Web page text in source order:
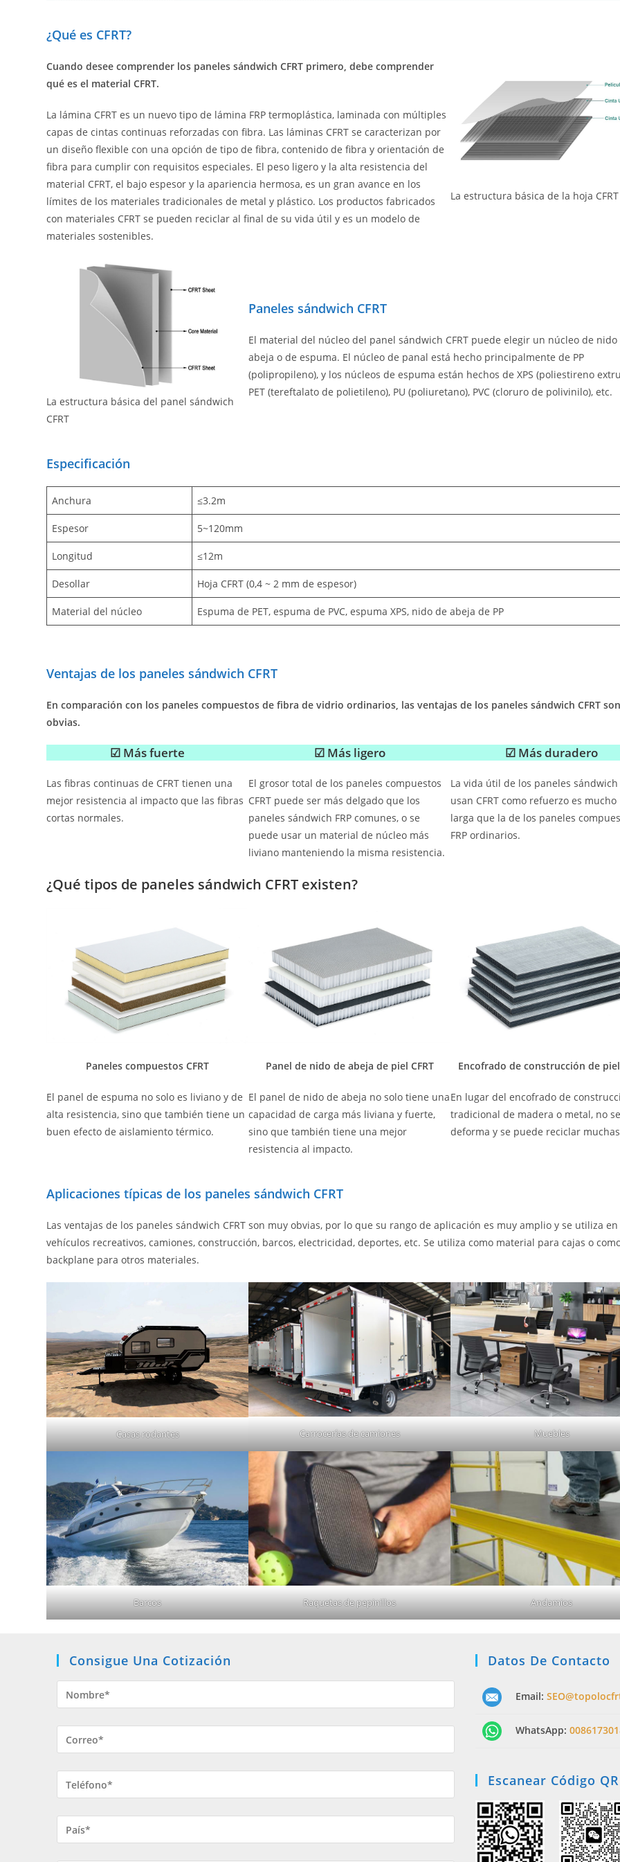
¿Qué es CFRT?
Cuando desee comprender los paneles sándwich CFRT primero, debe comprender
qué es el material CFRT.
La lámina CFRT es un nuevo tipo de lámina FRP termoplástica, laminada con múltiples
capas de cintas continuas reforzadas con fibra. Las láminas CFRT se caracterizan por
un diseño flexible con una opción de tipo de fibra, contenido de fibra y orientación de
fibra para cumplir con requisitos especiales. El peso ligero y la alta resistencia del
material CFRT, el bajo espesor y la apariencia hermosa, es un gran avance en los
límites de los materiales tradicionales de metal y plástico. Los productos fabricados
con materiales CFRT se pueden reciclar al final de su vida útil y es un modelo de
materiales sostenibles.
La estructura básica de la hoja CFRT
La estructura básica del panel sándwich
CFRT
Paneles sándwich CFRT
El material del núcleo del panel sándwich CFRT puede elegir un núcleo de nido
abeja o de espuma. El núcleo de panal está hecho principalmente de PP
(polipropileno), y los núcleos de espuma están hechos de XPS (poliestireno
PET (tereftalato de polietileno), PU (poliuretano), PVC (cloruro de polivinilo), etc.
Especificación
Anchura ≤3.2m
Espesor 5~120mm
Longitud ≤12m
Desollar Hoja CFRT (0,4 ~ 2 mm de espesor)
Material del núcleo Espuma de PET, espuma de PVC, espuma XPS, nido de abeja de PP
Ventajas de los paneles sándwich CFRT
En comparación con los paneles compuestos de fibra de vidrio ordinarios, las ventajas de los paneles sándwich CFRT
obvias.
☑ Más fuerte
Las fibras continuas de CFRT tienen una
mejor resistencia al impacto que las fibras
cortas normales.
☑ Más ligero
El grosor total de los paneles compuestos
CFRT puede ser más delgado que los
paneles sándwich FRP comunes, o se
puede usar un material de núcleo más
liviano manteniendo la misma resistencia.
☑ Más duradero
La vida útil de los paneles
usan CFRT como refuerzo es mucho
larga que la de los paneles
FRP ordinarios.
¿Qué tipos de paneles sándwich CFRT existen?
Paneles compuestos CFRT
El panel de espuma no solo es liviano y de
alta resistencia, sino que también tiene un
buen efecto de aislamiento térmico.
Panel de nido de abeja de piel CFRT
El panel de nido de abeja no solo tiene una
capacidad de carga más liviana y fuerte,
sino que también tiene una mejor
resistencia al impacto.
Encofrado de construcción de piel
En lugar del encofrado de
tradicional de madera o metal, no
deforma y se puede reciclar
Aplicaciones típicas de los paneles sándwich CFRT
Las ventajas de los paneles sándwich CFRT son muy obvias, por lo que su rango de aplicación es muy amplio y se utiliza en
vehículos recreativos, camiones, construcción, barcos, electricidad, deportes, etc. Se utiliza como material para cajas o
backplane para otros materiales.
Casas rodantes Carrocerías de camiones Muebles
Barcos Raquetas de pepinillos Andamios
Consigue Una Cotización Datos De Contacto
Email:
WhatsApp:
Escanear Código QR